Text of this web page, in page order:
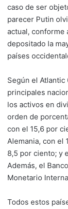
caso de ser
parecer Putin
actual, conforme
depositado la
países
Según el Atlantic
principales
los activos en
orden de
con el 15,6 por
Alemania, con el
8,5 por ciento; y
Además, el
Monetario
Todos estos